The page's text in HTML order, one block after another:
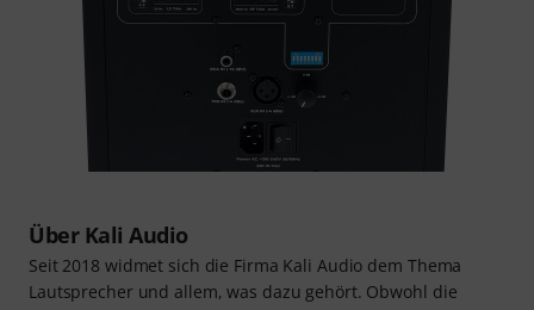
Über Kali Audio
Seit 2018 widmet sich die Firma Kali Audio dem Thema
Lautsprecher und allem, was dazu gehört. Obwohl die